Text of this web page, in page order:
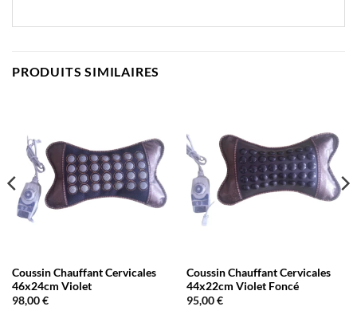
PRODUITS SIMILAIRES
Coussin Chauffant Cervicales
46x24cm Violet
98,00€
Coussin Chauffant Cervicales
44x22cm Violet Foncé
95,00€